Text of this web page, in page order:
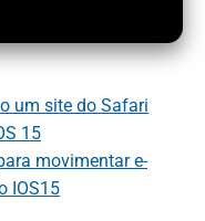
um site do Safari
15
movimentar e-
IOS15